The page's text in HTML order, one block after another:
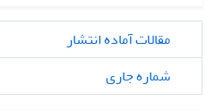
مقالات آماده انتشار
شماره جاری